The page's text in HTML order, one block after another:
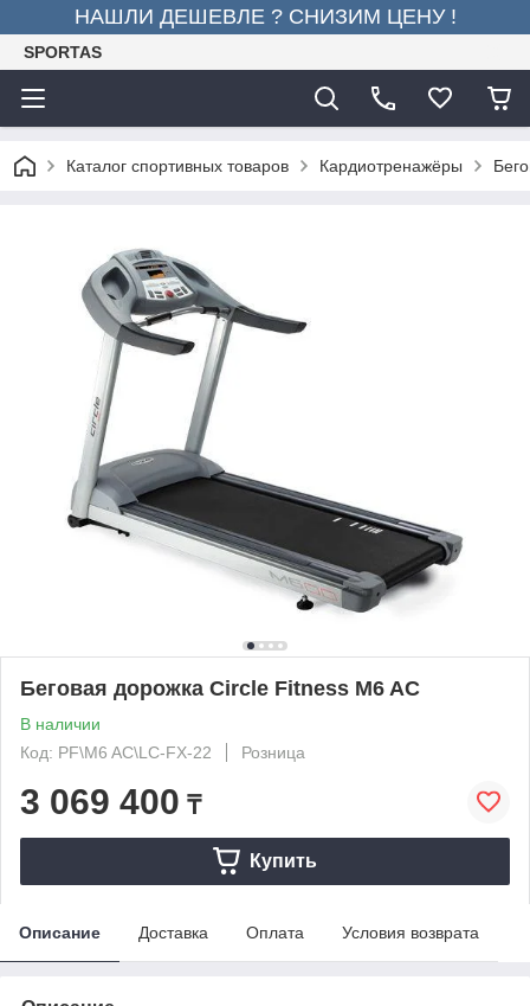
НАШЛИ ДЕШЕВЛЕ ? СНИЗИМ ЦЕНУ !
SPORTAS
Каталог спортивных товаров Кардиотренажёры
Беговая дорожка Circle Fitness M6 AC
В наличии
Код: PF\M6 AC\LC-FX-22
Розница
3 069 400 ₸
Купить
Описание Доставка Оплата Условия возврата